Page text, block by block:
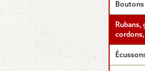
Boutons
Rubans,